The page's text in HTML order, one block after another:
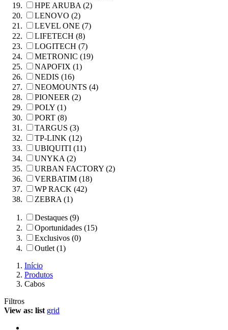
HPE ARUBA (2)
LENOVO (2)
LEVEL ONE (7)
LIFETECH (8)
LOGITECH (7)
METRONIC (19)
NAPOFIX (1)
NEDIS (16)
NEOMOUNTS (4)
PIONEER (2)
POLY (1)
PORT (8)
TARGUS (3)
TP-LINK (12)
UBIQUITI (11)
UNYKA (2)
URBAN FACTORY (2)
VERBATIM (18)
WP RACK (42)
ZEBRA (1)
Destaques (9)
Oportunidades (15)
Exclusivos (0)
Outlet (1)
Início
Produtos
Cabos
Filtros
View as: list grid